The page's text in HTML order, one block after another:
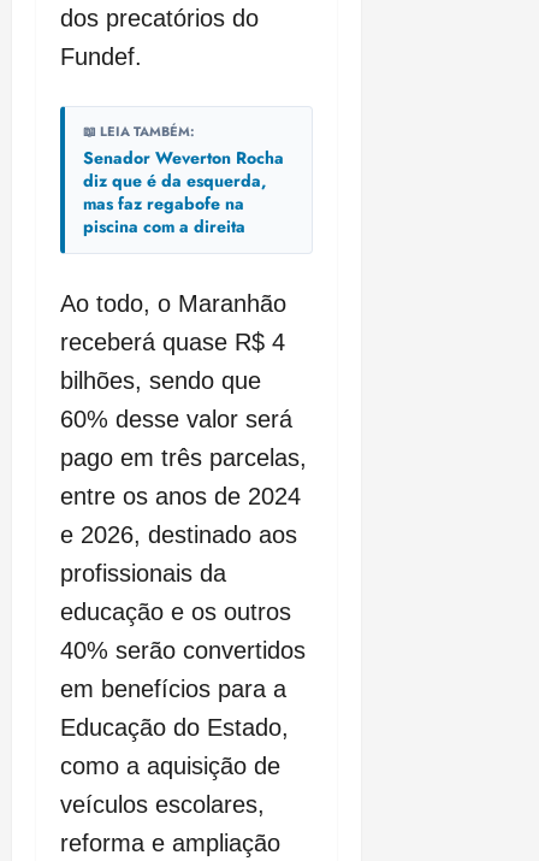
dos precatórios do
Fundef.
📖 LEIA TAMBÉM:
Senador Weverton Rocha
diz que é da esquerda,
mas faz regabofe na
piscina com a direita
Ao todo, o Maranhão
receberá quase R$ 4
bilhões, sendo que
60% desse valor será
pago em três parcelas,
entre os anos de 2024
e 2026, destinado aos
profissionais da
educação e os outros
40% serão convertidos
em benefícios para a
Educação do Estado,
como a aquisição de
veículos escolares,
reforma e ampliação